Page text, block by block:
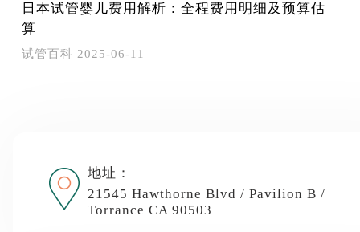
日本试管婴儿费用解析：全程费用明细及预算估
算
试管百科 2025-06-11
地址：
21545 Hawthorne Blvd / Pavilion B /
Torrance CA 90503